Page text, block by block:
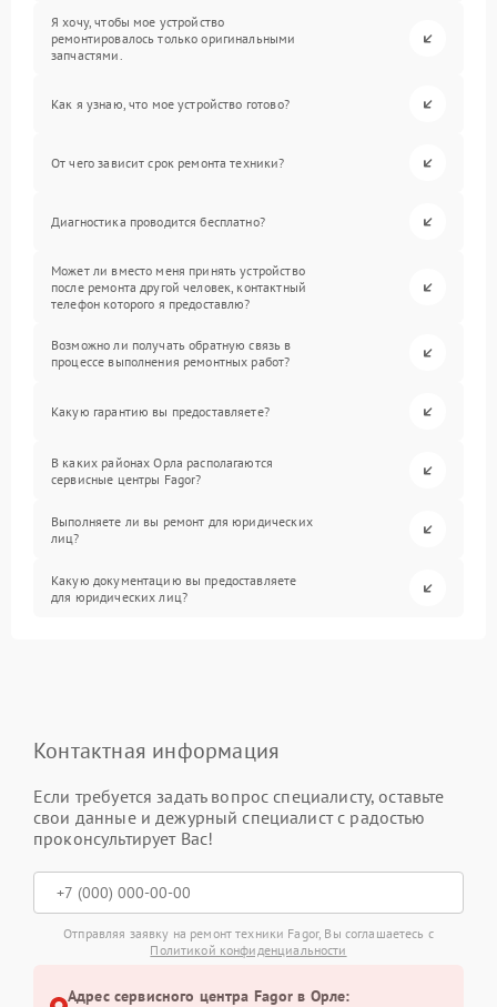
Я хочу, чтобы мое устройство
ремонтировалось только оригинальными
запчастями.
Как я узнаю, что мое устройство готово?
От чего зависит срок ремонта техники?
Диагностика проводится бесплатно?
Может ли вместо меня принять устройство
после ремонта другой человек, контактный
телефон которого я предоставлю?
Возможно ли получать обратную связь в
процессе выполнения ремонтных работ?
Какую гарантию вы предоставляете?
В каких районах Орла располагаются
сервисные центры Fagor?
Выполняете ли вы ремонт для юридических
лиц?
Какую документацию вы предоставляете
для юридических лиц?
Контактная информация
Если требуется задать вопрос специалисту, оставьте
свои данные и дежурный специалист с радостью
проконсультирует Вас!
Отправляя заявку на ремонт техники Fagor, Вы соглашаетесь с
Политикой конфиденциальности
Адрес сервисного центра Fagor в Орле: